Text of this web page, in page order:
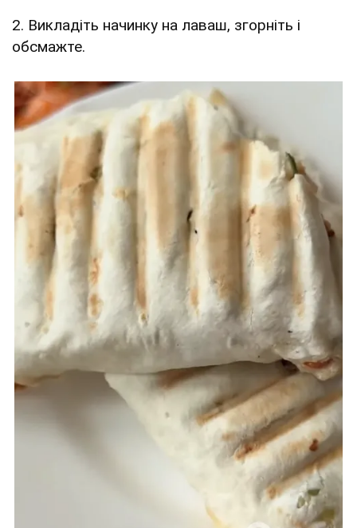
2. Викладіть начинку на лаваш, згорніть і
обсмажте.